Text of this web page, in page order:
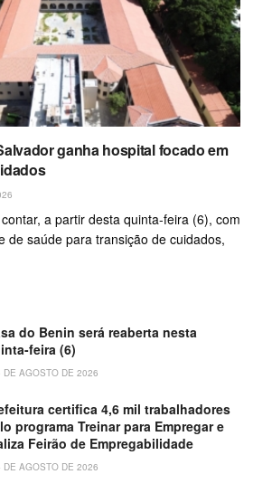
ganha hospital focado em
a partir desta quinta-feira (6), com
de saúde para transição de cuidados,
do Benin será reaberta nesta
feira (6)
DE AGOSTO DE 2026
certifica 4,6 mil trabalhadores
programa Treinar para Empregar e
Feirão de Empregabilidade
DE AGOSTO DE 2026